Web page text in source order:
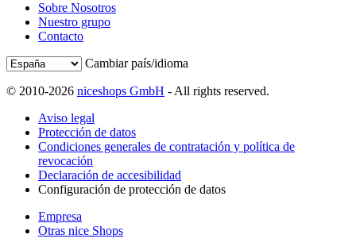
Sobre Nosotros
Nuestro grupo
Contacto
Cambiar país/idioma
© 2010-2026 niceshops GmbH - All rights reserved.
Aviso legal
Protección de datos
Condiciones generales de contratación y política de
revocación
Declaración de accesibilidad
Configuración de protección de datos
Empresa
Otras nice Shops